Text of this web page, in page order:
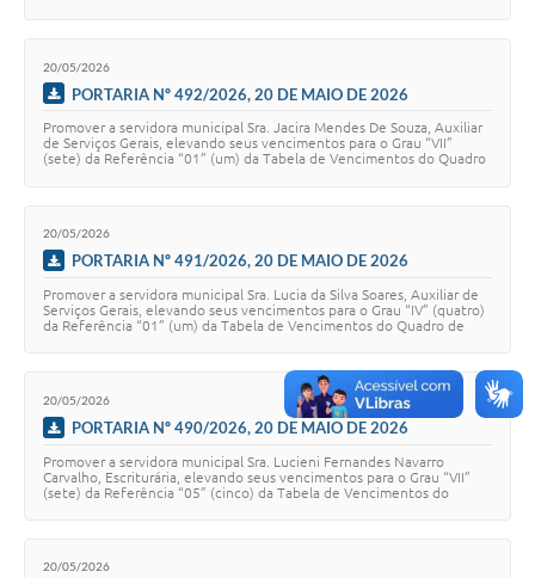
20/05/2026
PORTARIA Nº 492/2026, 20 DE MAIO DE 2026
Promover a servidora municipal Sra. Jacira Mendes De Souza, Auxiliar
de Serviços Gerais, elevando seus vencimentos para o Grau “VII”
(sete) da Referência “01” (um) da Tabela de Vencimentos do Quadro
20/05/2026
PORTARIA Nº 491/2026, 20 DE MAIO DE 2026
Promover a servidora municipal Sra. Lucia da Silva Soares, Auxiliar de
Serviços Gerais, elevando seus vencimentos para o Grau “IV” (quatro)
da Referência “01” (um) da Tabela de Vencimentos do Quadro de
20/05/2026
PORTARIA Nº 490/2026, 20 DE MAIO DE 2026
Promover a servidora municipal Sra. Lucieni Fernandes Navarro
Carvalho, Escriturária, elevando seus vencimentos para o Grau “VII”
(sete) da Referência “05” (cinco) da Tabela de Vencimentos do
20/05/2026